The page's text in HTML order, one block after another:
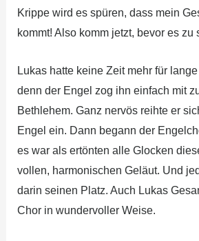
Krippe wird es spüren, dass mein
kommt! Also komm jetzt, bevor es zu
Lukas hatte keine Zeit mehr für
denn der Engel zog ihn einfach mit
Bethlehem. Ganz nervös reihte er
Engel ein. Dann begann der
es war als ertönten alle Glocken
vollen, harmonischen Geläut. Und
darin seinen Platz. Auch Lukas
Chor in wundervoller Weise.